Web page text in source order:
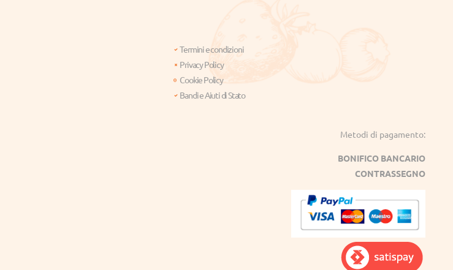
Termini e condizioni
Privacy Policy
Cookie Policy
Bandi e Aiuti di Stato
Metodi di pagamento:
BONIFICO BANCARIO
CONTRASSEGNO